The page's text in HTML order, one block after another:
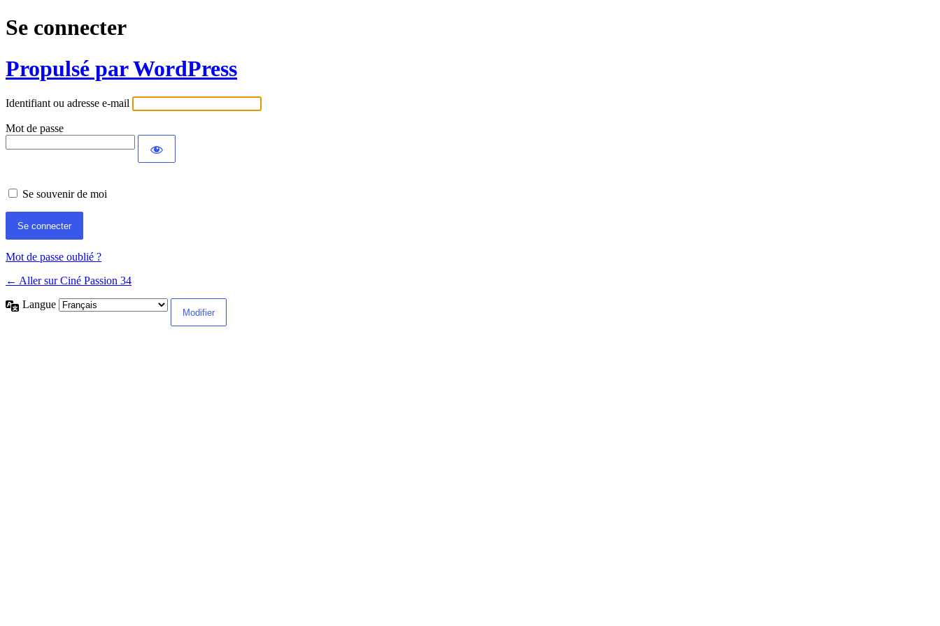
Se connecter
Propulsé par WordPress
Identifiant ou adresse e-mail
Mot de passe
Se souvenir de moi
Mot de passe oublié ?
← Aller sur Ciné Passion 34
Langue